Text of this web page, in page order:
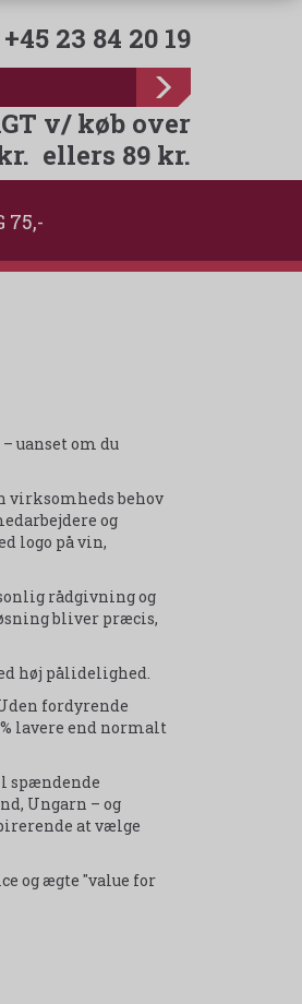
+45 23 84 20 19
v/ køb over
ellers 89 kr.
75,-
uanset om du
behov
og
logo på vin,
rådgivning og
bliver præcis,
høj pålidelighed.
fordyrende
lavere end normalt
spændende
Ungarn – og
at vælge
og ægte "value for